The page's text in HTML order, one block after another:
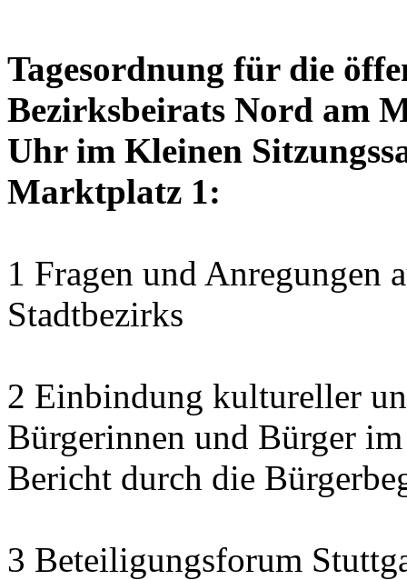
Tagesordnung für die
Bezirksbeirats Nord am
Uhr im Kleinen
Marktplatz 1:
1 Fragen und Anregungen
Stadtbezirks
2 Einbindung kultureller
Bürgerinnen und Bürger
Bericht durch die
3 Beteiligungsforum